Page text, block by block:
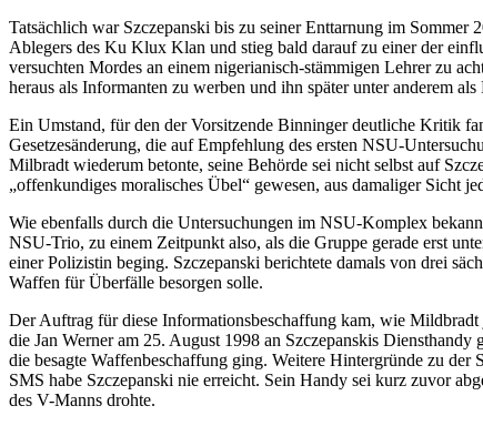
Tatsächlich war Szczepanski bis zu seiner Enttarnung im Sommer
Ablegers des Ku Klux Klan und stieg bald darauf zu einer der
versuchten Mordes an einem nigerianisch-stämmigen Lehrer zu
heraus als Informanten zu werben und ihn später unter anderem
Ein Umstand, für den der Vorsitzende Binninger deutliche Kritik
Gesetzesänderung, die auf Empfehlung des ersten NSU-
Milbradt wiederum betonte, seine Behörde sei nicht selbst auf
„offenkundiges moralisches Übel“ gewesen, aus damaliger Sicht
Wie ebenfalls durch die Untersuchungen im NSU-Komplex
NSU-Trio, zu einem Zeitpunkt also, als die Gruppe gerade erst
einer Polizistin beging. Szczepanski berichtete damals von drei
Waffen für Überfälle besorgen solle.
Der Auftrag für diese Informationsbeschaffung kam, wie Mildbradt
die Jan Werner am 25. August 1998 an Szczepanskis
die besagte Waffenbeschaffung ging. Weitere Hintergründe zu
SMS habe Szczepanski nie erreicht. Sein Handy sei kurz zuvor
des V-Manns drohte.